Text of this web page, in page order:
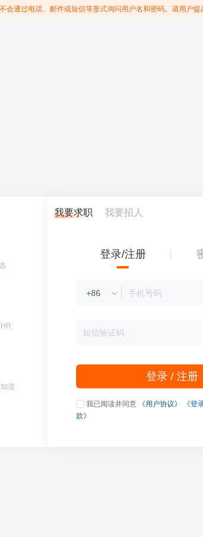
通过电话、邮件或短信等形式询问用户名和密码。请用户提
道
我要求职 我要招人
登录/注册
登录 / 注册
我已阅读并同意 《用户协议》 《登
款》